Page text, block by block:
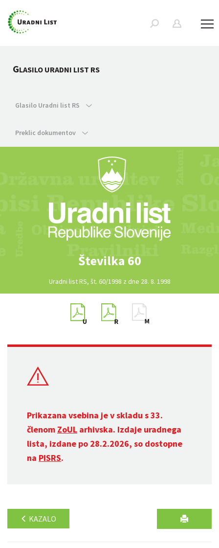
GLASILO URADNI LIST RS
Glasilo Uradni list RS
Preklic dokumentov
Številka 60
Uradni list RS, št. 60/1998 z dne 28. 8. 1998
Prikazana vsebina je v skladu s 33.
členom ZoUL arhivska. Izdaje uradnega
lista, izdane po 28.2.2026, so dostopne
na PISRS.
KAZALO